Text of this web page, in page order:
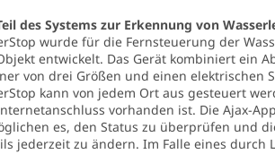
des Systems zur Erkennung von
wurde für die Fernsteuerung der
entwickelt. Das Gerät kombiniert ein
von drei Größen und einen elektrischen
kann von jedem Ort aus gesteuert
vorhanden ist. Die Ajax-
es, den Status zu überprüfen und
jederzeit zu ändern. Im Falle eines durch